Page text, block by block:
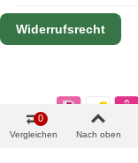
Widerrufsrecht
Vergleichen
0
Nach oben